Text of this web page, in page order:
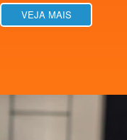
VEJA MAIS